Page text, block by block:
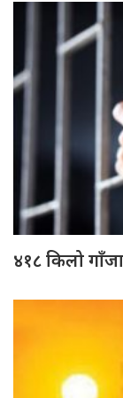
४१८ किलो